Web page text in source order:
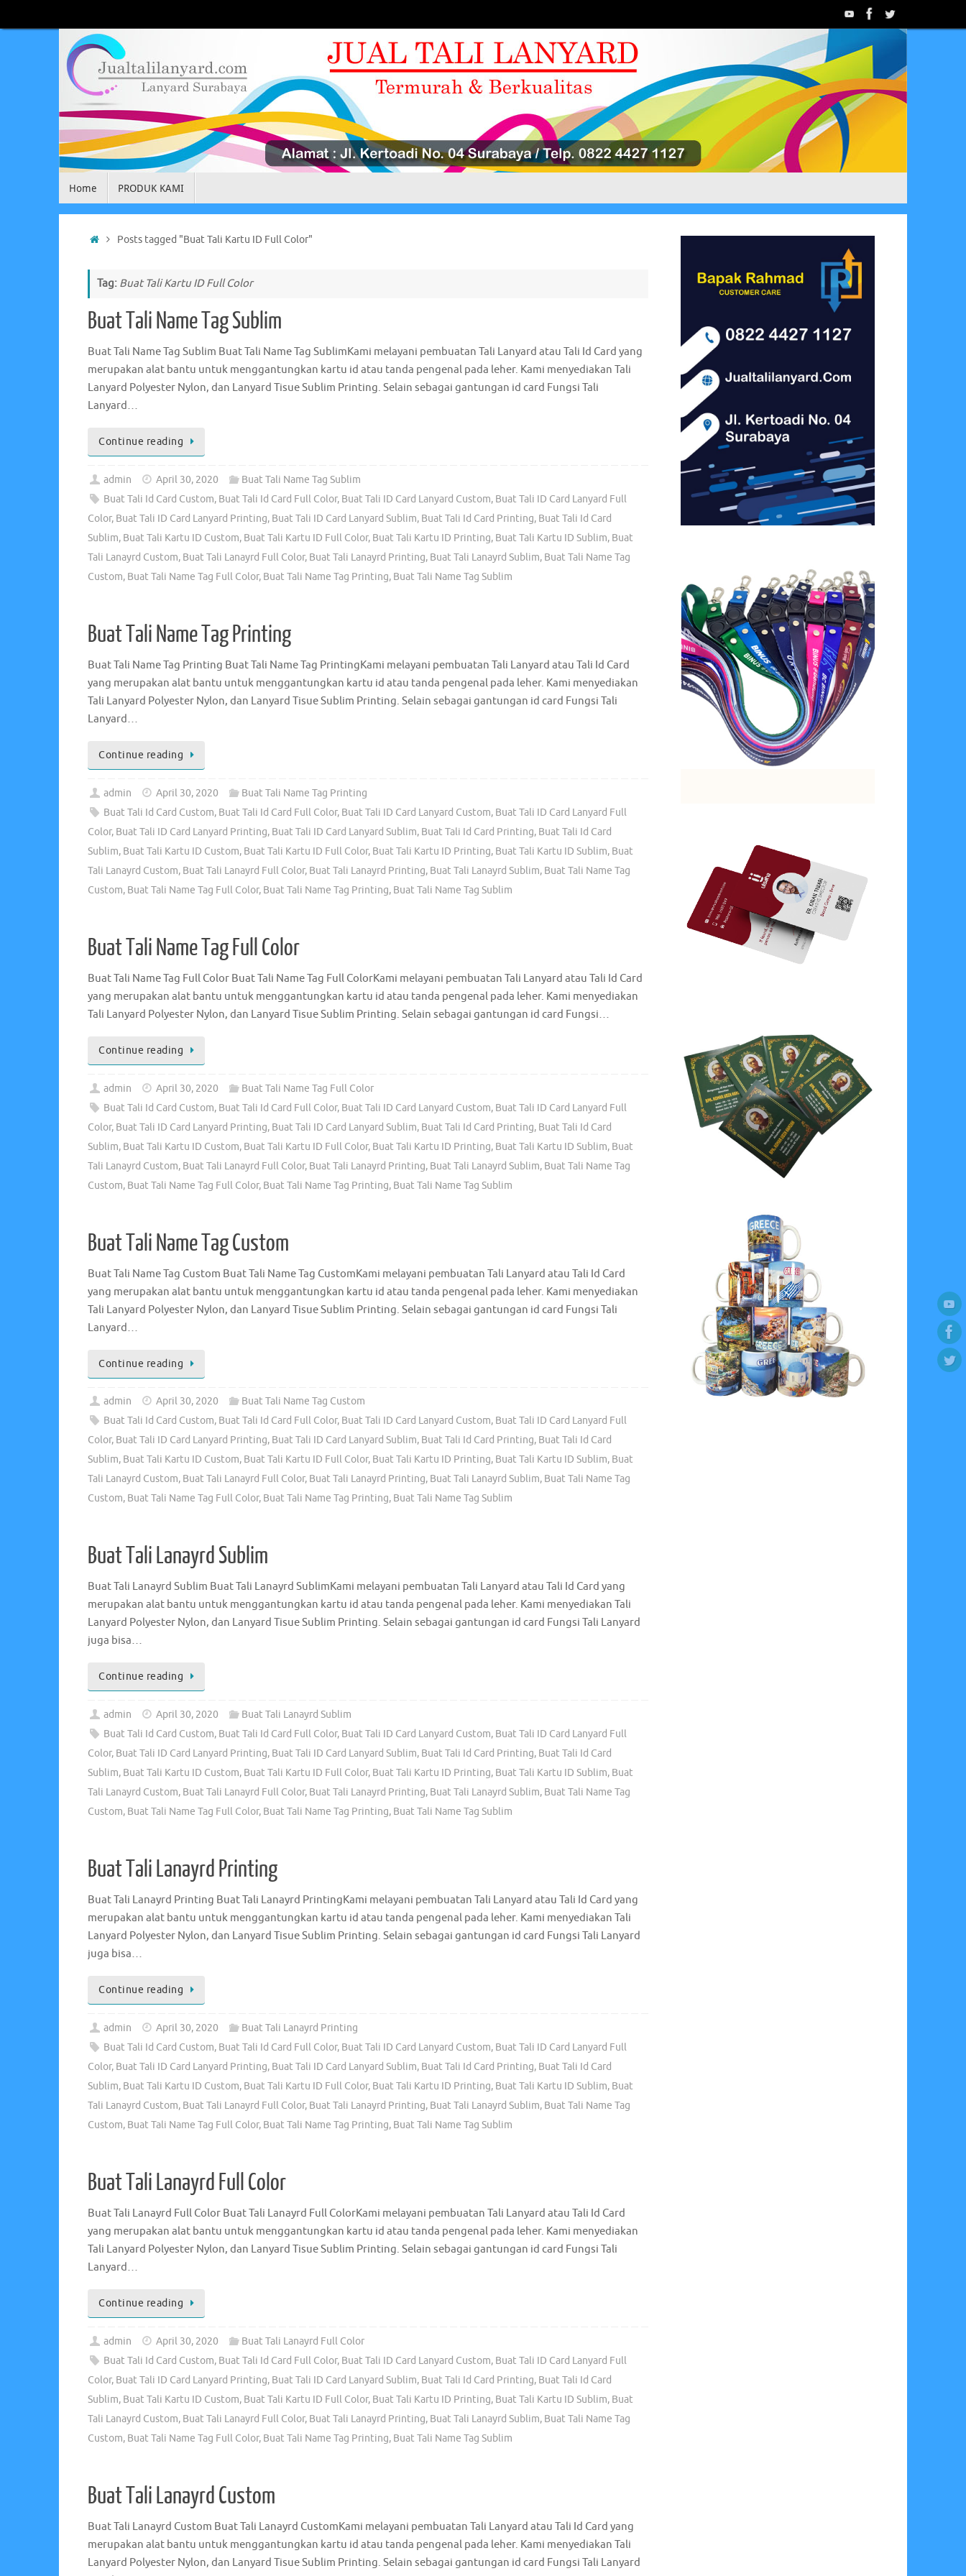
to
Home PRODUK KAMI
HomePosts tagged "Buat Tali Kartu ID Full Color"
Tag: Buat Tali Kartu ID Full Color
Buat Tali Name Tag Sublim
Buat Tali Name Tag Sublim Buat Tali Name Tag SublimKami melayani pembuatan Tali Lanyard atau Tali Id Card yang
merupakan alat bantu untuk menggantungkan kartu id atau tanda pengenal pada leher. Kami menyediakan Tali
Lanyard Polyester Nylon, dan Lanyard Tisue Sublim Printing. Selain sebagai gantungan id card Fungsi Tali
Lanyard…
Continue reading
admin April 30, 2020
Buat Tali Name Tag Sublim
Buat Tali Id Card Custom, Buat Tali Id Card Full Color, Buat Tali ID Card Lanyard Custom, Buat Tali ID Card Lanyard Full
Color, Buat Tali ID Card Lanyard Printing, Buat Tali ID Card Lanyard Sublim, Buat Tali Id Card Printing, Buat Tali Id Card
Sublim, Buat Tali Kartu ID Custom, Buat Tali Kartu ID Full Color, Buat Tali Kartu ID Printing, Buat Tali Kartu ID Sublim, Buat
Tali Lanayrd Custom, Buat Tali Lanayrd Full Color, Buat Tali Lanayrd Printing, Buat Tali Lanayrd Sublim, Buat Tali Name Tag
Custom, Buat Tali Name Tag Full Color, Buat Tali Name Tag Printing, Buat Tali Name Tag Sublim
Buat Tali Name Tag Printing
Buat Tali Name Tag Printing Buat Tali Name Tag PrintingKami melayani pembuatan Tali Lanyard atau Tali Id Card
yang merupakan alat bantu untuk menggantungkan kartu id atau tanda pengenal pada leher. Kami menyediakan
Tali Lanyard Polyester Nylon, dan Lanyard Tisue Sublim Printing. Selain sebagai gantungan id card Fungsi Tali
Lanyard…
Continue reading
admin April 30, 2020
Buat Tali Name Tag Printing
Buat Tali Id Card Custom, Buat Tali Id Card Full Color, Buat Tali ID Card Lanyard Custom, Buat Tali ID Card Lanyard Full
Color, Buat Tali ID Card Lanyard Printing, Buat Tali ID Card Lanyard Sublim, Buat Tali Id Card Printing, Buat Tali Id Card
Sublim, Buat Tali Kartu ID Custom, Buat Tali Kartu ID Full Color, Buat Tali Kartu ID Printing, Buat Tali Kartu ID Sublim, Buat
Tali Lanayrd Custom, Buat Tali Lanayrd Full Color, Buat Tali Lanayrd Printing, Buat Tali Lanayrd Sublim, Buat Tali Name Tag
Custom, Buat Tali Name Tag Full Color, Buat Tali Name Tag Printing, Buat Tali Name Tag Sublim
Buat Tali Name Tag Full Color
Buat Tali Name Tag Full Color Buat Tali Name Tag Full ColorKami melayani pembuatan Tali Lanyard atau Tali Id Card
yang merupakan alat bantu untuk menggantungkan kartu id atau tanda pengenal pada leher. Kami menyediakan
Tali Lanyard Polyester Nylon, dan Lanyard Tisue Sublim Printing. Selain sebagai gantungan id card Fungsi…
Continue reading
admin April 30, 2020
Buat Tali Name Tag Full Color
Buat Tali Id Card Custom, Buat Tali Id Card Full Color, Buat Tali ID Card Lanyard Custom, Buat Tali ID Card Lanyard Full
Color, Buat Tali ID Card Lanyard Printing, Buat Tali ID Card Lanyard Sublim, Buat Tali Id Card Printing, Buat Tali Id Card
Sublim, Buat Tali Kartu ID Custom, Buat Tali Kartu ID Full Color, Buat Tali Kartu ID Printing, Buat Tali Kartu ID Sublim, Buat
Tali Lanayrd Custom, Buat Tali Lanayrd Full Color, Buat Tali Lanayrd Printing, Buat Tali Lanayrd Sublim, Buat Tali Name Tag
Custom, Buat Tali Name Tag Full Color, Buat Tali Name Tag Printing, Buat Tali Name Tag Sublim
Buat Tali Name Tag Custom
Buat Tali Name Tag Custom Buat Tali Name Tag CustomKami melayani pembuatan Tali Lanyard atau Tali Id Card
yang merupakan alat bantu untuk menggantungkan kartu id atau tanda pengenal pada leher. Kami menyediakan
Tali Lanyard Polyester Nylon, dan Lanyard Tisue Sublim Printing. Selain sebagai gantungan id card Fungsi Tali
Lanyard…
Continue reading
admin April 30, 2020
Buat Tali Name Tag Custom
Buat Tali Id Card Custom, Buat Tali Id Card Full Color, Buat Tali ID Card Lanyard Custom, Buat Tali ID Card Lanyard Full
Color, Buat Tali ID Card Lanyard Printing, Buat Tali ID Card Lanyard Sublim, Buat Tali Id Card Printing, Buat Tali Id Card
Sublim, Buat Tali Kartu ID Custom, Buat Tali Kartu ID Full Color, Buat Tali Kartu ID Printing, Buat Tali Kartu ID Sublim, Buat
Tali Lanayrd Custom, Buat Tali Lanayrd Full Color, Buat Tali Lanayrd Printing, Buat Tali Lanayrd Sublim, Buat Tali Name Tag
Custom, Buat Tali Name Tag Full Color, Buat Tali Name Tag Printing, Buat Tali Name Tag Sublim
Buat Tali Lanayrd Sublim
Buat Tali Lanayrd Sublim Buat Tali Lanayrd SublimKami melayani pembuatan Tali Lanyard atau Tali Id Card yang
merupakan alat bantu untuk menggantungkan kartu id atau tanda pengenal pada leher. Kami menyediakan Tali
Lanyard Polyester Nylon, dan Lanyard Tisue Sublim Printing. Selain sebagai gantungan id card Fungsi Tali Lanyard
juga bisa…
Continue reading
admin April 30, 2020
Buat Tali Lanayrd Sublim
Buat Tali Id Card Custom, Buat Tali Id Card Full Color, Buat Tali ID Card Lanyard Custom, Buat Tali ID Card Lanyard Full
Color, Buat Tali ID Card Lanyard Printing, Buat Tali ID Card Lanyard Sublim, Buat Tali Id Card Printing, Buat Tali Id Card
Sublim, Buat Tali Kartu ID Custom, Buat Tali Kartu ID Full Color, Buat Tali Kartu ID Printing, Buat Tali Kartu ID Sublim, Buat
Tali Lanayrd Custom, Buat Tali Lanayrd Full Color, Buat Tali Lanayrd Printing, Buat Tali Lanayrd Sublim, Buat Tali Name Tag
Custom, Buat Tali Name Tag Full Color, Buat Tali Name Tag Printing, Buat Tali Name Tag Sublim
Buat Tali Lanayrd Printing
Buat Tali Lanayrd Printing Buat Tali Lanayrd PrintingKami melayani pembuatan Tali Lanyard atau Tali Id Card yang
merupakan alat bantu untuk menggantungkan kartu id atau tanda pengenal pada leher. Kami menyediakan Tali
Lanyard Polyester Nylon, dan Lanyard Tisue Sublim Printing. Selain sebagai gantungan id card Fungsi Tali Lanyard
juga bisa…
Continue reading
admin April 30, 2020
Buat Tali Lanayrd Printing
Buat Tali Id Card Custom, Buat Tali Id Card Full Color, Buat Tali ID Card Lanyard Custom, Buat Tali ID Card Lanyard Full
Color, Buat Tali ID Card Lanyard Printing, Buat Tali ID Card Lanyard Sublim, Buat Tali Id Card Printing, Buat Tali Id Card
Sublim, Buat Tali Kartu ID Custom, Buat Tali Kartu ID Full Color, Buat Tali Kartu ID Printing, Buat Tali Kartu ID Sublim, Buat
Tali Lanayrd Custom, Buat Tali Lanayrd Full Color, Buat Tali Lanayrd Printing, Buat Tali Lanayrd Sublim, Buat Tali Name Tag
Custom, Buat Tali Name Tag Full Color, Buat Tali Name Tag Printing, Buat Tali Name Tag Sublim
Buat Tali Lanayrd Full Color
Buat Tali Lanayrd Full Color Buat Tali Lanayrd Full ColorKami melayani pembuatan Tali Lanyard atau Tali Id Card
yang merupakan alat bantu untuk menggantungkan kartu id atau tanda pengenal pada leher. Kami menyediakan
Tali Lanyard Polyester Nylon, dan Lanyard Tisue Sublim Printing. Selain sebagai gantungan id card Fungsi Tali
Lanyard…
Continue reading
admin April 30, 2020
Buat Tali Lanayrd Full Color
Buat Tali Id Card Custom, Buat Tali Id Card Full Color, Buat Tali ID Card Lanyard Custom, Buat Tali ID Card Lanyard Full
Color, Buat Tali ID Card Lanyard Printing, Buat Tali ID Card Lanyard Sublim, Buat Tali Id Card Printing, Buat Tali Id Card
Sublim, Buat Tali Kartu ID Custom, Buat Tali Kartu ID Full Color, Buat Tali Kartu ID Printing, Buat Tali Kartu ID Sublim, Buat
Tali Lanayrd Custom, Buat Tali Lanayrd Full Color, Buat Tali Lanayrd Printing, Buat Tali Lanayrd Sublim, Buat Tali Name Tag
Custom, Buat Tali Name Tag Full Color, Buat Tali Name Tag Printing, Buat Tali Name Tag Sublim
Buat Tali Lanayrd Custom
Buat Tali Lanayrd Custom Buat Tali Lanayrd CustomKami melayani pembuatan Tali Lanyard atau Tali Id Card yang
merupakan alat bantu untuk menggantungkan kartu id atau tanda pengenal pada leher. Kami menyediakan Tali
Lanyard Polyester Nylon, dan Lanyard Tisue Sublim Printing. Selain sebagai gantungan id card Fungsi Tali Lanyard